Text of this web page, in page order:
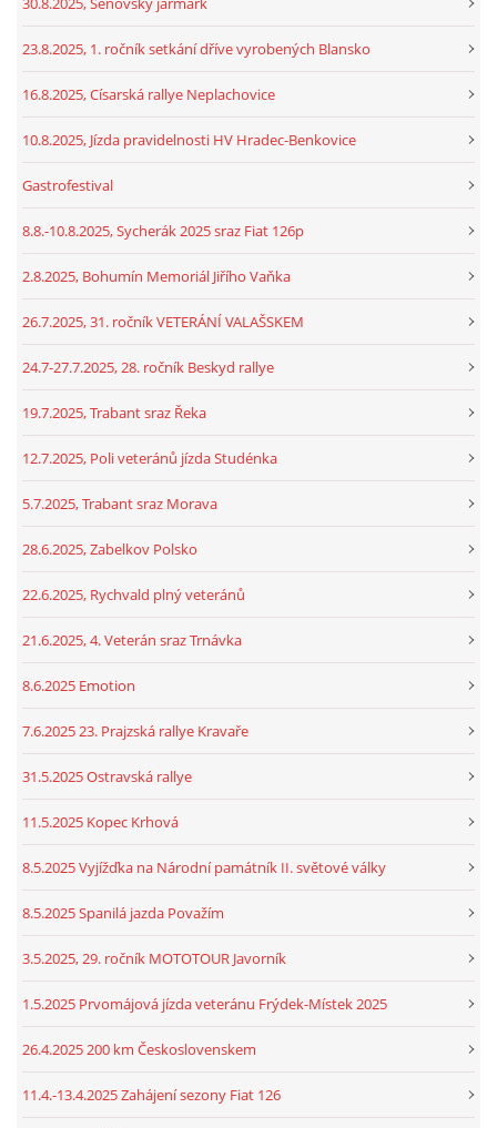
23.8.2025, 1. ročník setkání dříve vyrobených Blansko
16.8.2025, Císarská rallye Neplachovice
10.8.2025, Jízda pravidelnosti HV Hradec-Benkovice
Gastrofestival
8.8.-10.8.2025, Sycherák 2025 sraz Fiat 126p
2.8.2025, Bohumín Memoriál Jiřího Vaňka
26.7.2025, 31. ročník VETERÁNÍ VALAŠSKEM
24.7-27.7.2025, 28. ročník Beskyd rallye
19.7.2025, Trabant sraz Řeka
12.7.2025, Poli veteránů jízda Studénka
5.7.2025, Trabant sraz Morava
28.6.2025, Zabelkov Polsko
22.6.2025, Rychvald plný veteránů
21.6.2025, 4. Veterán sraz Trnávka
8.6.2025 Emotion
7.6.2025 23. Prajzská rallye Kravaře
31.5.2025 Ostravská rallye
11.5.2025 Kopec Krhová
8.5.2025 Vyjížďka na Národní památník II. světové války
8.5.2025 Spanilá jazda Považím
3.5.2025, 29. ročník MOTOTOUR Javorník
1.5.2025 Prvomájová jízda veteránu Frýdek-Místek 2025
26.4.2025 200 km Československem
11.4.-13.4.2025 Zahájení sezony Fiat 126